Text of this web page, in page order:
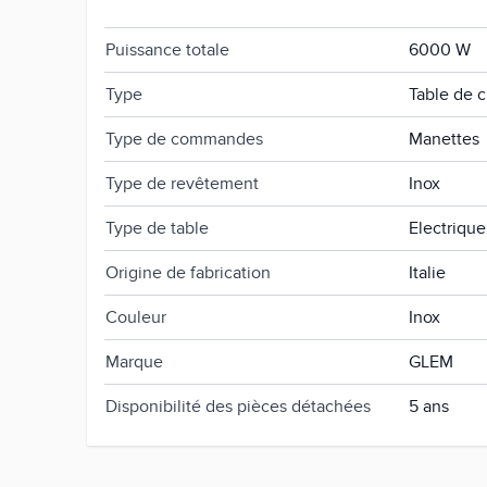
Puissance totale 6000 W
Type Table de
Type de commandes Manettes
Type de revêtement Inox
Type de table Electrique
Origine de fabrication Italie
Couleur Inox
Marque GLEM
Disponibilité des pièces détachées 5 ans